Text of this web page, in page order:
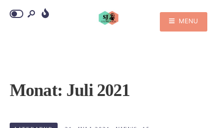
MENU
Monat: Juli 2021